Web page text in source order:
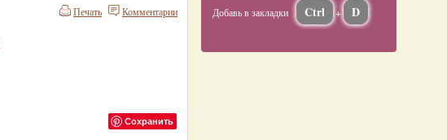
Комментарии
Печать
Сохранить
Добавь в закладки Ctrl + D